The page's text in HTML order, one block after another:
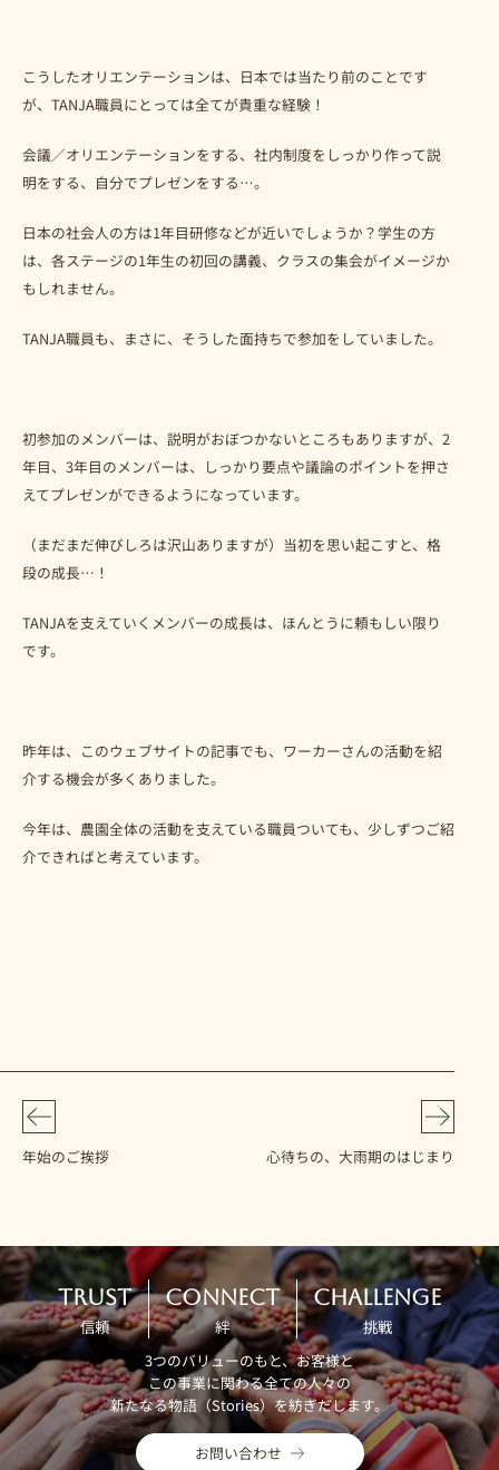
こうしたオリエンテーションは、日本では当たり前のことです
が、TANJA職員にとっては全てが貴重な経験！
会議／オリエンテーションをする、社内制度をしっかり作って説
明をする、自分でプレゼンをする…。
日本の社会人の方は1年目研修などが近いでしょうか？学生の方
は、各ステージの1年生の初回の講義、クラスの集会がイメージか
もしれません。
TANJA職員も、まさに、そうした面持ちで参加をしていました。
初参加のメンバーは、説明がおぼつかないところもありますが、2
年目、3年目のメンバーは、しっかり要点や議論のポイントを押さ
えてプレゼンができるようになっています。
（まだまだ伸びしろは沢山ありますが）当初を思い起こすと、格
段の成長…！
TANJAを支えていくメンバーの成長は、ほんとうに頼もしい限り
です。
昨年は、このウェブサイトの記事でも、ワーカーさんの活動を紹
介する機会が多くありました。
今年は、農園全体の活動を支えている職員ついても、少しずつご紹
介できればと考えています。
年始のご挨拶 心待ちの、大雨期のはじまり
TRUST
信頼
CONNECT
絆
CHALLENGE
挑戦
3つのバリューのもと、お客様と
この事業に関わる全ての人々の
新たなる物語（Stories）を紡ぎだします。
お問い合わせ